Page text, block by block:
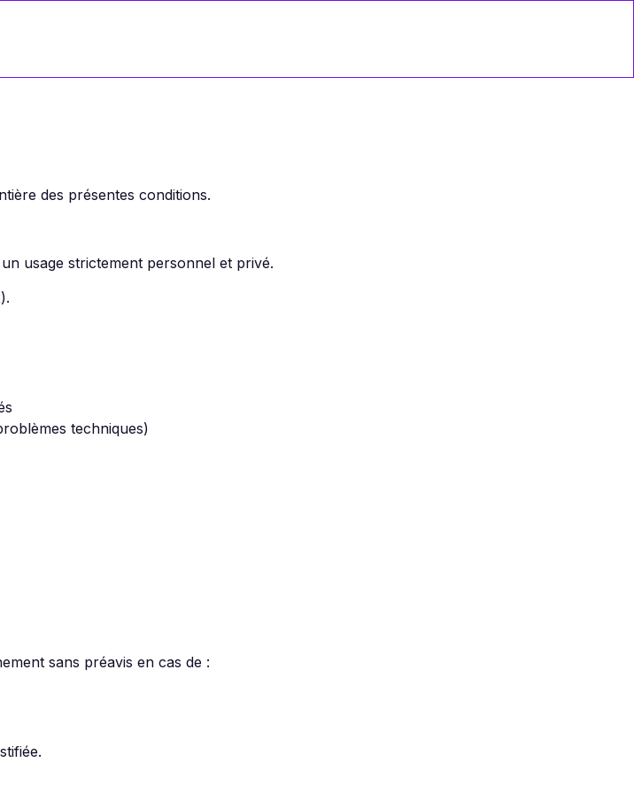
des présentes conditions.
usage strictement personnel et privé.
techniques)
sans préavis en cas de :